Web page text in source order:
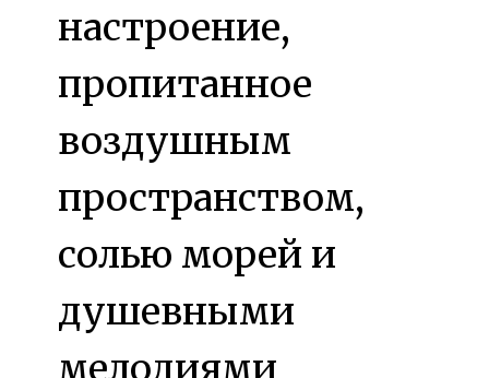
настроение,
пропитанное
воздушным
пространством,
солью морей и
душевными
мелодиями